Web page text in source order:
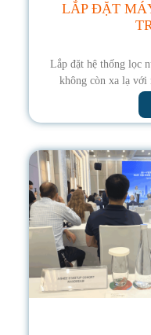
LẮP ĐẶT
Lắp đặt hệ thống lọc
không còn xa lạ với